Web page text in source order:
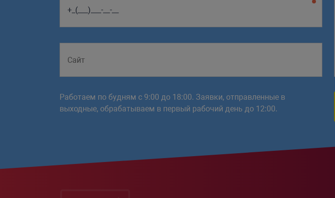
Работаем по будням с 9:00 до 18:00. Заявки, отправленные в
выходные, обрабатываем в первый рабочий день до 12:00.